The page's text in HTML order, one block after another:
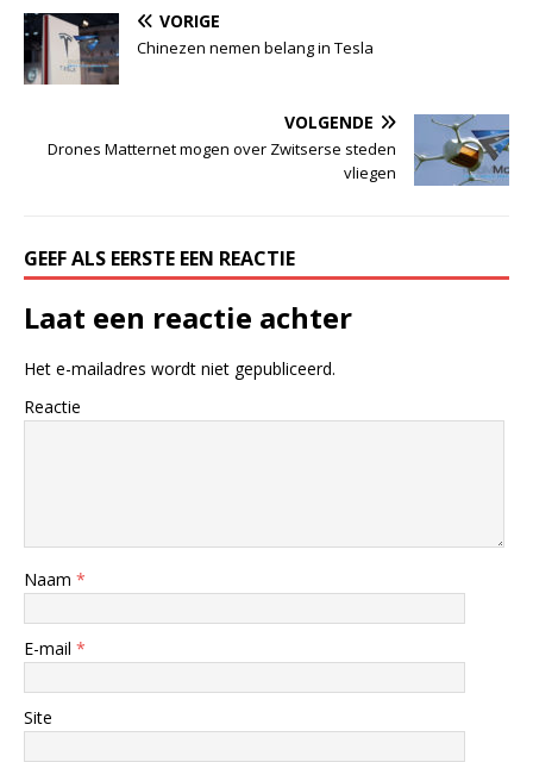
VORIGE
Chinezen nemen belang in Tesla
VOLGENDE
Drones Matternet mogen over Zwitserse steden
vliegen
GEEF ALS EERSTE EEN REACTIE
Laat een reactie achter
Het e-mailadres wordt niet gepubliceerd.
Reactie
Naam *
E-mail *
Site